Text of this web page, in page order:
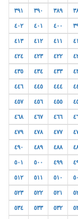
٣٨٩ ٣٩٠ ٣٩١
٤٠٠ ٤٠١ ٤٠٢
٤١١ ٤١٢ ٤١٣
٤٢٢ ٤٢٣ ٤٢٤
٤٣٣ ٤٣٤ ٤٣٥
٤٤٤ ٤٤٥ ٤٤٦
٤٥٥ ٤٥٦ ٤٥٧
٤٦٦ ٤٦٧ ٤٦٨
٤٧٧ ٤٧٨ ٤٧٩
٤٨٨ ٤٨٩ ٤٩٠
٤٩٩ ٥٠٠ ٥٠١
٥١٠ ٥١١ ٥١٢
٥٢١ ٥٢٢ ٥٢٣
٥٣٢ ٥٣٣ ٥٣٤